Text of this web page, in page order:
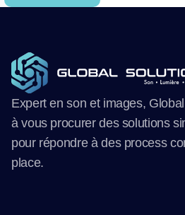
Expert en son et images,
à vous procurer des solutions
pour répondre à des process
place.